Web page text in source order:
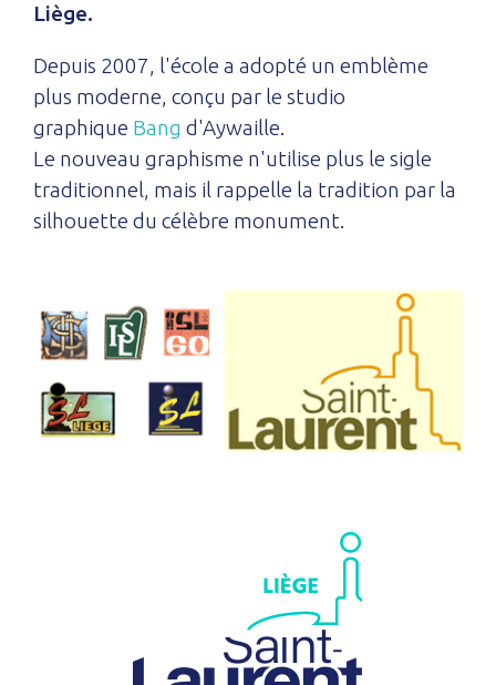
Liège.
Depuis 2007, l'école a adopté un emblème
plus moderne, conçu par le studio
graphique Bang d'Aywaille.
Le nouveau graphisme n'utilise plus le sigle
traditionnel, mais il rappelle la tradition par la
silhouette du célèbre monument.